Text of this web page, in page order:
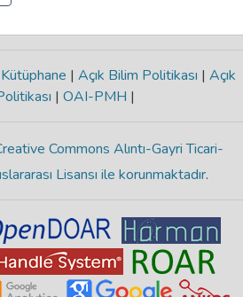
Kütüphane | Açık Bilim Politikası | Açık
| OAI-PMH |
Commons Alıntı-Gayri Ticari-
Lisansı ile korunmaktadır.